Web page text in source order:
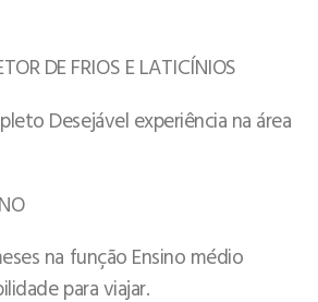
DE FRIOS E LATICÍNIOS
Desejável experiência na área
na função Ensino médio
para viajar.